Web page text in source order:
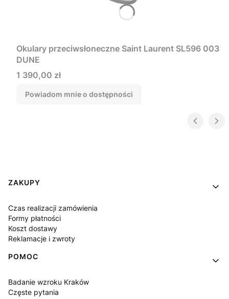
Okulary przeciwsłoneczne Saint Laurent SL596 003
DUNE
Cena
1 390,00 zł
Powiadom mnie o dostępności
Linki w stopce
ZAKUPY
Czas realizacji zamówienia
Formy płatności
Koszt dostawy
Reklamacje i zwroty
POMOC
Badanie wzroku Kraków
Częste pytania